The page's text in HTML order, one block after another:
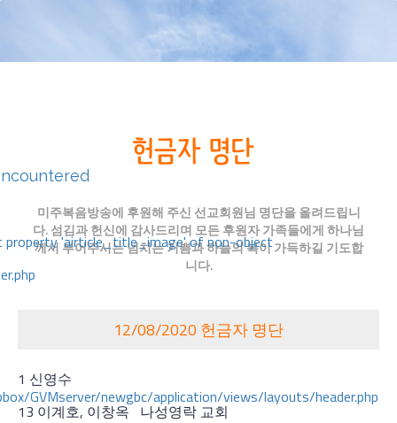
property 'airticle_title_image' of non-object
GVMserver/newgbc/application/views/layouts/header.php
미주복음방송에 후원해 주신 선교회원님 명단을 올려드립니
다. 섬김과 헌신에 감사드리며 모든 후원자 가족들에게 하나님
께서 부어주시는 넘치는 기쁨과 하늘의 복이 가득하길 기도합
니다.
12/08/2020 헌금자 명단
1 신영수
13 이계호, 이창옥 나성영락 교회